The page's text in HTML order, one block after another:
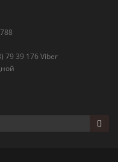
79 39 176 Viber